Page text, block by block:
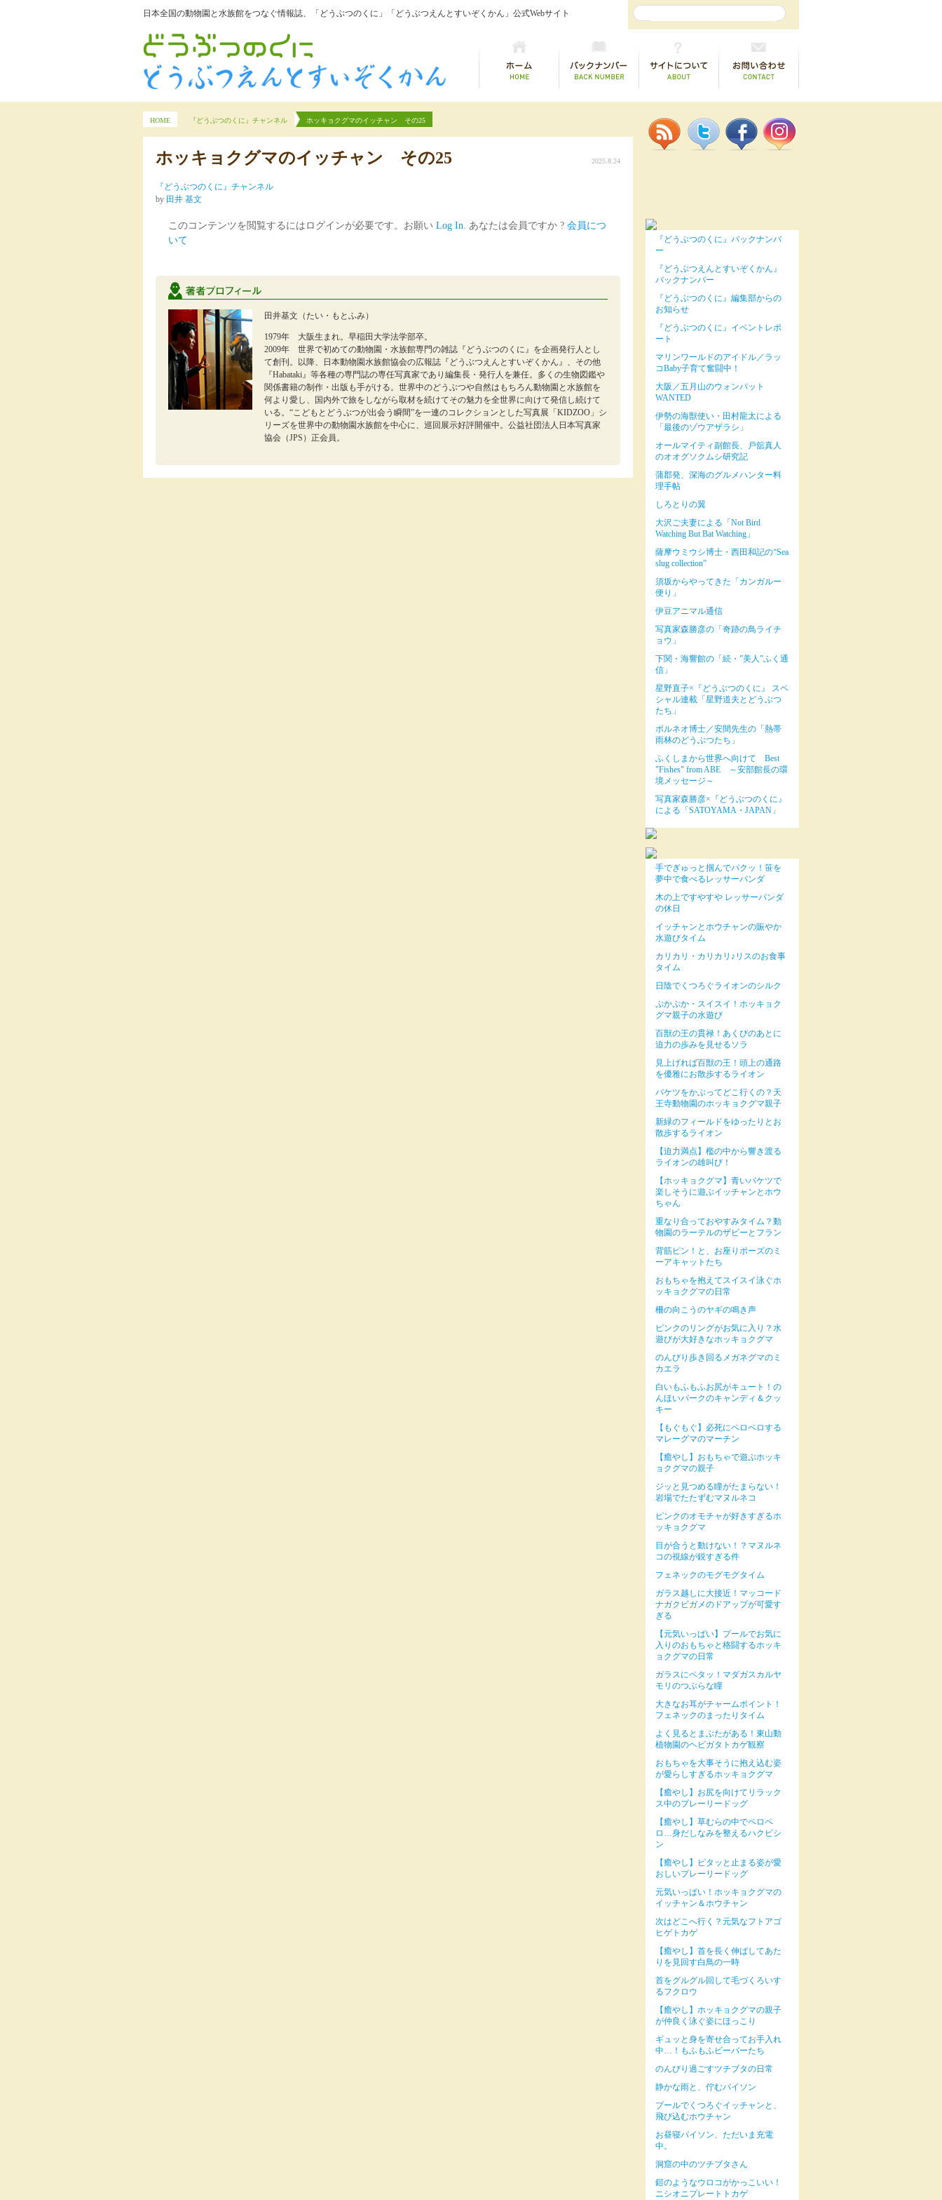
日本全国の動物園と水族館をつなぐ情報誌、「どうぶつのくに」「どうぶつえんとすいぞくかん」公式Webサイト
HOME 『どうぶつのくに』チャンネル ホッキョクグマのイッチャン その25
ホッキョクグマのイッチャン その25 2025.8.24
『どうぶつのくに』チャンネル
by 田井 基文
このコンテンツを閲覧するにはログインが必要です。お願い Log In. あなたは会員ですか ? 会員につ
いて
田井基文（たい・もとふみ）
1979年 大阪生まれ。早稲田大学法学部卒。
2009年 世界で初めての動物園・水族館専門の雑誌『どうぶつのくに』を企画発行人とし
て創刊。以降、日本動物園水族館協会の広報誌『どうぶつえんとすいぞくかん』、その他
『Habataki』等各種の専門誌の専任写真家であり編集長・発行人を兼任。多くの生物図鑑や
関係書籍の制作・出版も手がける。世界中のどうぶつや自然はもちろん動物園と水族館を
何より愛し、国内外で旅をしながら取材を続けてその魅力を全世界に向けて発信し続けて
いる。“こどもとどうぶつが出会う瞬間”を一連のコレクションとした写真展「KIDZOO」シ
リーズを世界中の動物園水族館を中心に、巡回展示好評開催中。公益社団法人日本写真家
協会（JPS）正会員。
『どうぶつのくに』バックナンバ
ー
『どうぶつえんとすいぞくかん』
バックナンバー
『どうぶつのくに』編集部からの
お知らせ
『どうぶつのくに』イベントレポ
ート
マリンワールドのアイドル／ラッ
コBaby子育て奮闘中！
大阪／五月山のウォンバット
WANTED
伊勢の海獣使い・田村龍太による
「最後のゾウアザラシ」
オールマイティ副館長、戸舘真人
のオオグソクムシ研究記
蒲郡発、深海のグルメハンター料
理手帖
しろとりの翼
大沢ご夫妻による「Not Bird
Watching But Bat Watching」
薩摩ウミウシ博士・西田和記の“Sea
slug collection”
須坂からやってきた「カンガルー
便り」
伊豆アニマル通信
写真家森勝彦の「奇跡の鳥ライチ
ョウ」
下関・海響館の「続・”美人”ふく通
信」
星野直子×『どうぶつのくに』 スペ
シャル連載「星野道夫とどうぶつ
たち」
ボルネオ博士／安間先生の「熱帯
雨林のどうぶつたち」
ふくしまから世界へ向けて Best
"Fishes" from ABE ～安部館長の環
境メッセージ～
写真家森勝彦×『どうぶつのくに』
による「SATOYAMA・JAPAN」
手でぎゅっと掴んでパクッ！笹を
夢中で食べるレッサーパンダ
木の上ですやすや レッサーパンダ
の休日
イッチャンとホウチャンの賑やか
水遊びタイム
カリカリ・カリカリ♪リスのお食事
タイム
日陰でくつろぐライオンのシルク
ぷかぷか・スイスイ！ホッキョク
グマ親子の水遊び
百獣の王の貫禄！あくびのあとに
迫力の歩みを見せるソラ
見上げれば百獣の王！頭上の通路
を優雅にお散歩するライオン
バケツをかぶってどこ行くの？天
王寺動物園のホッキョクグマ親子
新緑のフィールドをゆったりとお
散歩するライオン
【迫力満点】檻の中から響き渡る
ライオンの雄叫び！
【ホッキョクグマ】青いバケツで
楽しそうに遊ぶイッチャンとホウ
ちゃん
重なり合っておやすみタイム？動
物園のラーテルのザビーとフラン
背筋ピン！と、お座りポーズのミ
ーアキャットたち
おもちゃを抱えてスイスイ泳ぐホ
ッキョクグマの日常
柵の向こうのヤギの鳴き声
ピンクのリングがお気に入り？水
遊びが大好きなホッキョクグマ
のんびり歩き回るメガネグマのミ
カエラ
白いもふもふお尻がキュート！の
んほいパークのキャンディ＆クッ
キー
【もぐもぐ】必死にペロペロする
マレーグマのマーチン
【癒やし】おもちゃで遊ぶホッキ
ョクグマの親子
ジッと見つめる瞳がたまらない！
岩場でたたずむマヌルネコ
ピンクのオモチャが好きすぎるホ
ッキョクグマ
目が合うと動けない！？マヌルネ
コの視線が鋭すぎる件
フェネックのモグモグタイム
ガラス越しに大接近！マッコード
ナガクビガメのドアップが可愛す
ぎる
【元気いっぱい】プールでお気に
入りのおもちゃと格闘するホッキ
ョクグマの日常
ガラスにペタッ！マダガスカルヤ
モリのつぶらな瞳
大きなお耳がチャームポイント！
フェネックのまったりタイム
よく見るとまぶたがある！東山動
植物園のヘビガタトカゲ観察
おもちゃを大事そうに抱え込む姿
が愛らしすぎるホッキョクグマ
【癒やし】お尻を向けてリラック
ス中のプレーリードッグ
【癒やし】草むらの中でペロペ
ロ…身だしなみを整えるハクビシ
ン
【癒やし】ピタッと止まる姿が愛
おしいプレーリードッグ
元気いっぱい！ホッキョクグマの
イッチャン＆ホウチャン
次はどこへ行く？元気なフトアゴ
ヒゲトカゲ
【癒やし】首を長く伸ばしてあた
りを見回す白鳥の一時
首をグルグル回して毛づくろいす
るフクロウ
【癒やし】ホッキョクグマの親子
が仲良く泳ぐ姿にほっこり
ギュッと身を寄せ合ってお手入れ
中…！もふもふビーバーたち
のんびり過ごすツチブタの日常
静かな雨と、佇むバイソン
プールでくつろぐイッチャンと、
飛び込むホウチャン
お昼寝バイソン、ただいま充電
中。
洞窟の中のツチブタさん
鎧のようなウロコがかっこいい！
ニシオニプレートトカゲ